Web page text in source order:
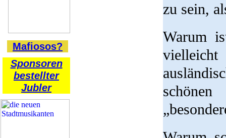
Mafiosos?
Sponsoren
bestellter
Jubler
zu sein,
Warum
schönen